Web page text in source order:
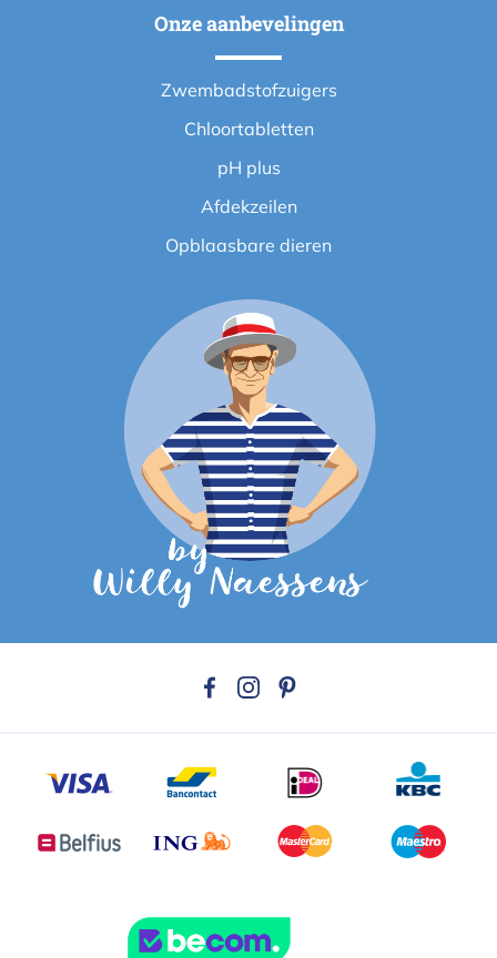
Onze aanbevelingen
Zwembadstofzuigers
Chloortabletten
pH plus
Afdekzeilen
Opblaasbare dieren